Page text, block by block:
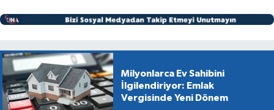
Milyonlarca Ev Sahibini
İlgilendiriyor: Emlak
Vergisinde Yeni Dönem